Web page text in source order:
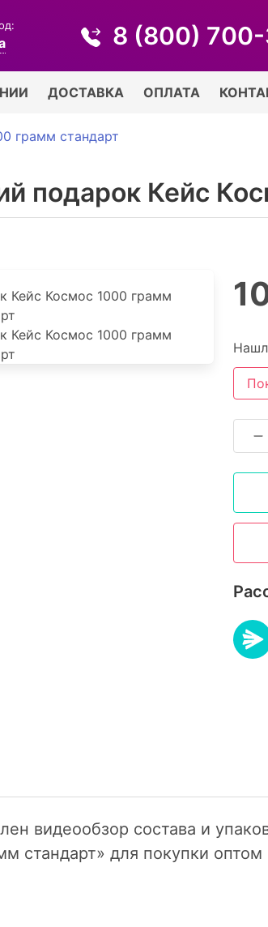
8 (800)
ДОСТАВКА ОПЛАТА
грамм стандарт
подарок Кейс
видеообзор состава и
стандарт» для покупки оптом